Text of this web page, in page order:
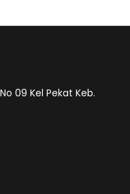
09 Kel Pekat Keb.